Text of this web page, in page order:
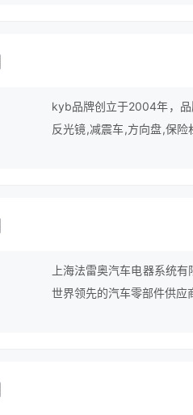
kyb品牌创立于2004年，
反光镜,减震车,方向盘,保
上海法雷奥汽车电器系统
世界领先的汽车零部件供应